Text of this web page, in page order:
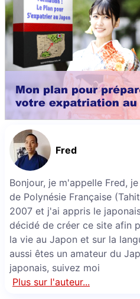
Fred
Bonjour, je m'appelle Fred,
de Polynésie Française
2007 et j'ai appris le
décidé de créer ce site afin
la vie au Japon et sur la
aussi êtes un amateur du
japonais, suivez moi
Plus sur l'auteur...